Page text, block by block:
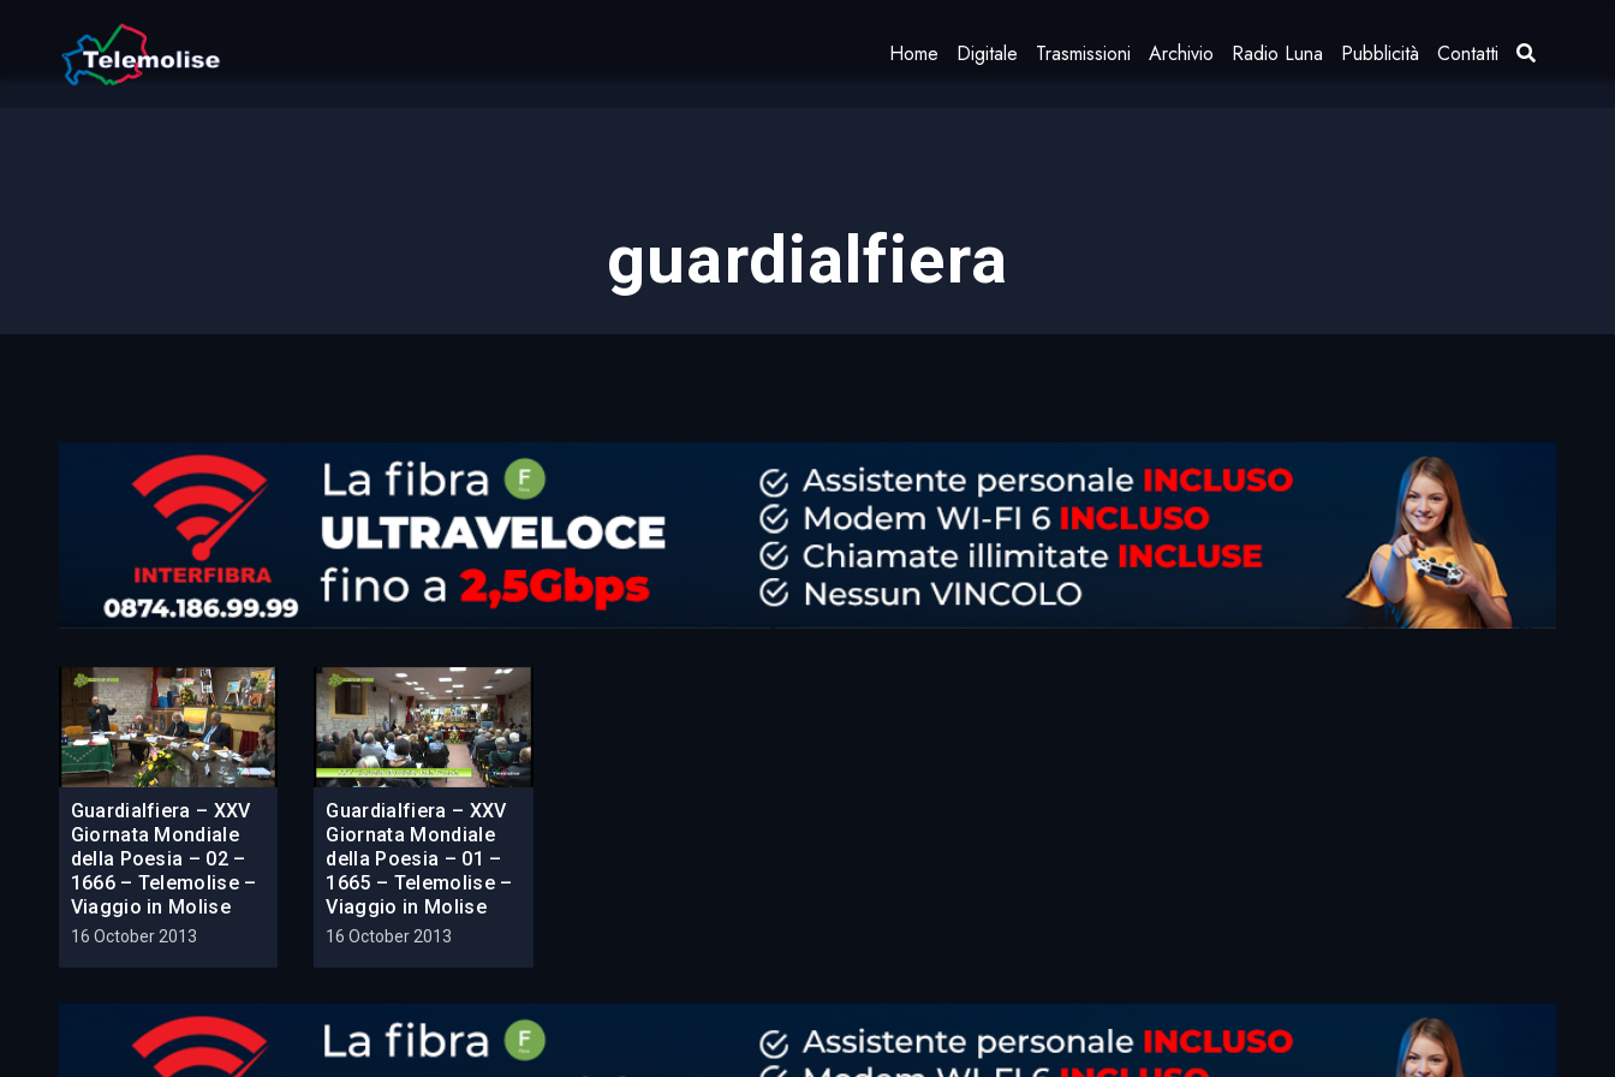
Home Digitale Trasmissioni Archivio Radio Luna Pubblicità Contatti
guardialfiera
Guardialfiera – XXV
Giornata Mondiale
della Poesia – 02 –
1666 – Telemolise –
Viaggio in Molise
16 October 2013
Guardialfiera – XXV
Giornata Mondiale
della Poesia – 01 –
1665 – Telemolise –
Viaggio in Molise
16 October 2013